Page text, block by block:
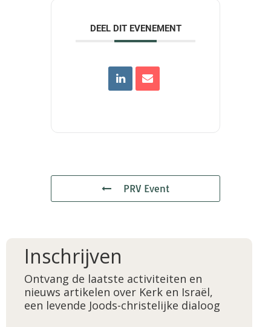
DEEL DIT EVENEMENT
PRV Event
Inschrijven
Ontvang de laatste activiteiten en
nieuws artikelen over Kerk en Israël,
een levende Joods-christelijke dialoog